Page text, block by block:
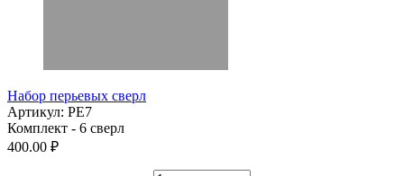
Набор перьевых сверл
Артикул: PE7
Комплект - 6 сверл
400.00 ₽